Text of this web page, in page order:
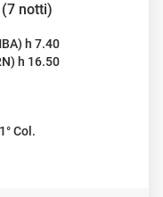
notti)
h 7.40
h 16.50
Col.